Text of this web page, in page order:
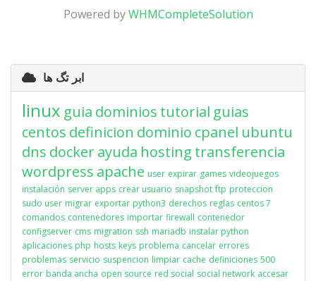
Powered byWHMCompleteSolution
ابر تگ ها
linux guia dominios tutorial guias
centos definicion dominio cpanel ubuntu
dns dockerayuda hosting transferencia
wordpress apache user expirar games videojuegos
instalación server apps crear usuario snapshot ftp proteccion
sudo user migrar exportar python3 derechos reglas centos 7
comandos contenedores importar firewall contenedor
configserver cms migration ssh mariadb instalar python
aplicaciones php hosts keys problema cancelar errores
problemas servicio suspencion limpiar cache definiciones 500
error banda ancha open source red social social network accesar